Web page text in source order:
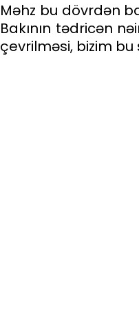
Məhz bu dövrdən
Bakının tədricən
çevrilməsi, bizim